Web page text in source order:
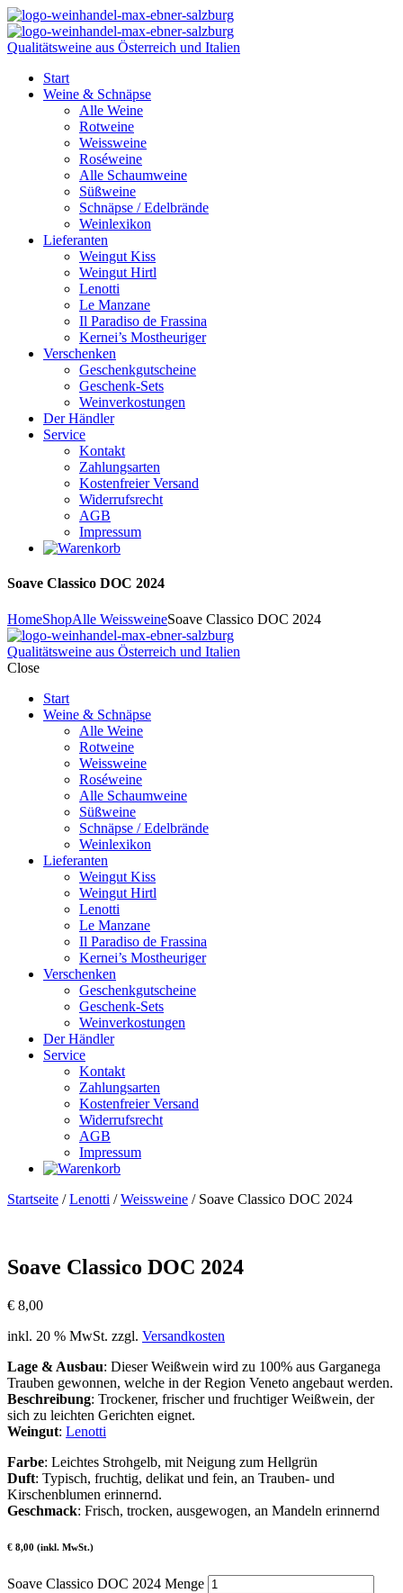
Qualitätsweine aus Österreich und Italien
Start
Weine & Schnäpse
Alle Weine
Rotweine
Weissweine
Roséweine
Alle Schaumweine
Süßweine
Schnäpse / Edelbrände
Weinlexikon
Lieferanten
Weingut Kiss
Weingut Hirtl
Lenotti
Le Manzane
Il Paradiso de Frassina
Kernei’s Mostheuriger
Verschenken
Geschenkgutscheine
Geschenk-Sets
Weinverkostungen
Der Händler
Service
Kontakt
Zahlungsarten
Kostenfreier Versand
Widerrufsrecht
AGB
Impressum
Soave Classico DOC 2024
HomeShopAlle WeissweineSoave Classico DOC 2024
Qualitätsweine aus Österreich und Italien
Close
Start
Weine & Schnäpse
Alle Weine
Rotweine
Weissweine
Roséweine
Alle Schaumweine
Süßweine
Schnäpse / Edelbrände
Weinlexikon
Lieferanten
Weingut Kiss
Weingut Hirtl
Lenotti
Le Manzane
Il Paradiso de Frassina
Kernei’s Mostheuriger
Verschenken
Geschenkgutscheine
Geschenk-Sets
Weinverkostungen
Der Händler
Service
Kontakt
Zahlungsarten
Kostenfreier Versand
Widerrufsrecht
AGB
Impressum
Startseite /Lenotti /Weissweine / Soave Classico DOC 2024
Soave Classico DOC 2024
€ 8,00
inkl. 20 % MwSt. zzgl. Versandkosten
Lage & Ausbau: Dieser Weißwein wird zu 100% aus Garganega
Trauben gewonnen, welche in der Region Veneto angebaut werden.
Beschreibung: Trockener, frischer und fruchtiger Weißwein, der
sich zu leichten Gerichten eignet.
Weingut: Lenotti
Farbe: Leichtes Strohgelb, mit Neigung zum Hellgrün
Duft: Typisch, fruchtig, delikat und fein, an Trauben- und
Kirschenblumen erinnernd.
Geschmack: Frisch, trocken, ausgewogen, an Mandeln erinnernd
€ 8,00 (inkl. MwSt.)
Soave Classico DOC 2024 Menge